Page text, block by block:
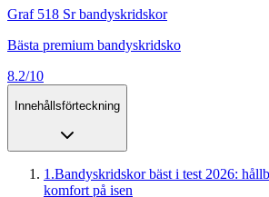
Graf 518 Sr bandyskridskor
Bästa premium bandyskridsko
8.2/10
Innehållsförteckning
1 .Bandyskridskor bäst i test 2026:
komfort på isen